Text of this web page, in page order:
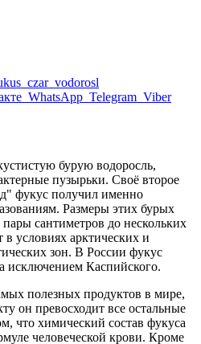
WhatsApp Telegram Viber
бурую водоросль,
пузырьки. Своё второе
фукус получил именно
Размеры этих бурых
сантиметров до нескольких
в условиях арктических и
зон. В России фукус
исключением Каспийского.
полезных продуктов в мире,
он превосходит все остальные
что химический состав фукуса
человеческой крови. Кроме